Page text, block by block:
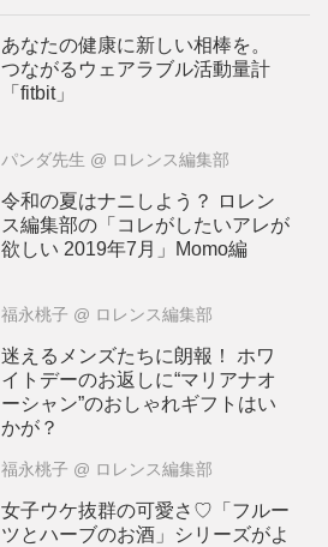
あなたの健康に新しい相棒を。
つながるウェアラブル活動量計
「fitbit」
パンダ先生 @ ロレンス編集部
令和の夏はナニしよう？ ロレン
ス編集部の「コレがしたいアレが
欲しい 2019年7月」Momo編
福永桃子 @ ロレンス編集部
迷えるメンズたちに朗報！ ホワ
イトデーのお返しに“マリアナオ
ーシャン”のおしゃれギフトはい
かが？
福永桃子 @ ロレンス編集部
女子ウケ抜群の可愛さ♡「フルー
ツとハーブのお酒」シリーズがよ